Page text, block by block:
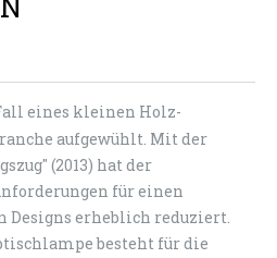
eines kleinen Holz-
aufgewühlt. Mit der
(2013) hat der
für einen
Designs erheblich reduziert.
besteht für die